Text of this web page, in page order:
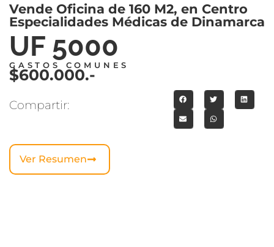
Vende Oficina de 160 M2, en Centro
Especialidades Médicas de Dinamarca
UF 5000
GASTOS COMUNES
$600.000.-
Compartir:
Ver Resumen